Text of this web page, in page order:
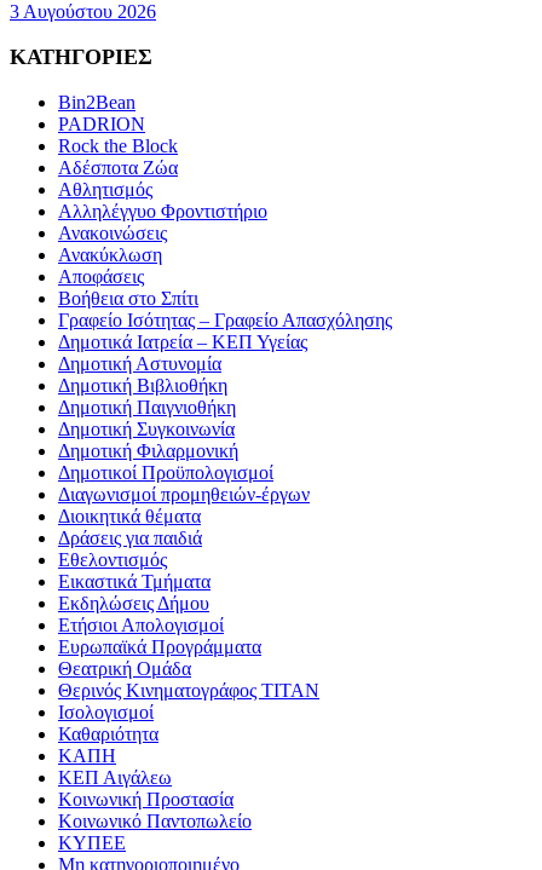
3 Αυγούστου 2026
ΚΑΤΗΓΟΡΙΕΣ
Bin2Bean
PADRION
Rock the Block
Αδέσποτα Ζώα
Αθλητισμός
Αλληλέγγυο Φροντιστήριο
Ανακοινώσεις
Ανακύκλωση
Αποφάσεις
Βοήθεια στο Σπίτι
Γραφείο Ισότητας – Γραφείο Απασχόλησης
Δημοτικά Ιατρεία – ΚΕΠ Υγείας
Δημοτική Αστυνομία
Δημοτική Βιβλιοθήκη
Δημοτική Παιγνιοθήκη
Δημοτική Συγκοινωνία
Δημοτική Φιλαρμονική
Δημοτικοί Προϋπολογισμοί
Διαγωνισμοί προμηθειών-έργων
Διοικητικά θέματα
Δράσεις για παιδιά
Εθελοντισμός
Εικαστικά Τμήματα
Εκδηλώσεις Δήμου
Ετήσιοι Απολογισμοί
Ευρωπαϊκά Προγράμματα
Θεατρική Ομάδα
Θερινός Κινηματογράφος ΤΙΤΑΝ
Ισολογισμοί
Καθαριότητα
ΚΑΠΗ
ΚΕΠ Αιγάλεω
Κοινωνική Προστασία
Κοινωνικό Παντοπωλείο
ΚΥΠΕΕ
Μη κατηγοριοποιημένο